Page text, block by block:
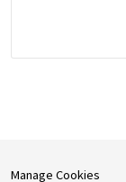
Manage Cookies